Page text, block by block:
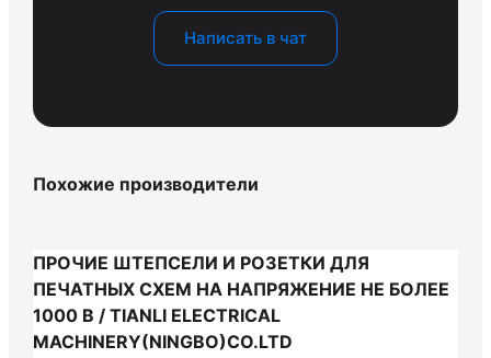
Написать в чат
Похожие производители
ПРОЧИЕ ШТЕПСЕЛИ И РОЗЕТКИ ДЛЯ
ПЕЧАТНЫХ СХЕМ НА НАПРЯЖЕНИЕ НЕ БОЛЕЕ
1000 В / TIANLI ELECTRICAL
MACHINERY(NINGBO)CO.LTD